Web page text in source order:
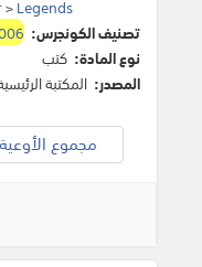
>Legends
تصنيف الكونجرس:
نوع المادة: كتب
المصدر: المكتبة
مجموع الأوعية